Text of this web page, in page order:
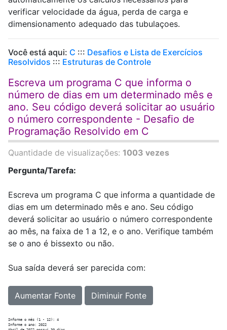
verificar velocidade da água, perda de carga e
dimensionamento adequado das tubulaçoes.
Você está aqui: C ::: Desafios e Lista de Exercícios
Resolvidos ::: Estruturas de Controle
Escreva um programa C que informa o
número de dias em um determinado mês e
ano. Seu código deverá solicitar ao usuário
o número correspondente - Desafio de
Programação Resolvido em C
Quantidade de visualizações: 1003 vezes
Pergunta/Tarefa:
Escreva um programa C que informa a quantidade de
dias em um determinado mês e ano. Seu código
deverá solicitar ao usuário o número correspondente
ao mês, na faixa de 1 a 12, e o ano. Verifique também
se o ano é bissexto ou não.
Sua saída deverá ser parecida com:
Aumentar Fonte Diminuir Fonte
Informe o mês (1 - 12): 4
Informe o ano: 2022